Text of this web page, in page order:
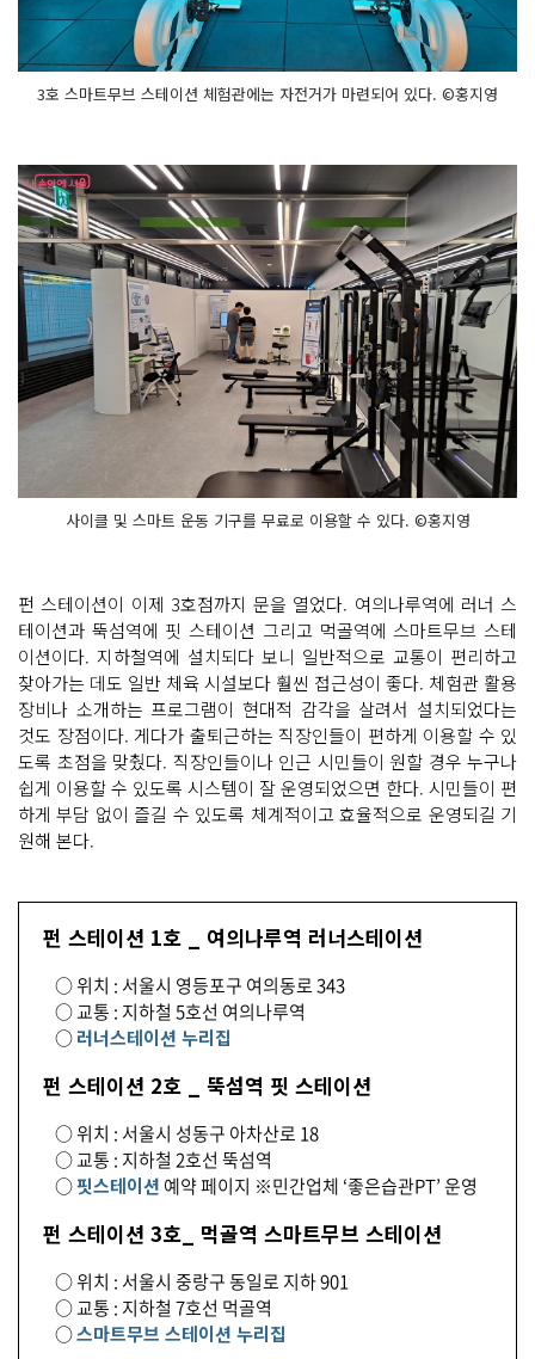
3호 스마트무브 스테이션 체험관에는 자전거가 마련되어 있다. ©홍지영
사이클 및 스마트 운동 기구를 무료로 이용할 수 있다. ©홍지영
펀 스테이션이 이제 3호점까지 문을 열었다. 여의나루역에 러너 스
테이션과 뚝섬역에 핏 스테이션 그리고 먹골역에 스마트무브 스테
이션이다. 지하철역에 설치되다 보니 일반적으로 교통이 편리하고
찾아가는 데도 일반 체육 시설보다 훨씬 접근성이 좋다. 체험관 활용
장비나 소개하는 프로그램이 현대적 감각을 살려서 설치되었다는
것도 장점이다. 게다가 출퇴근하는 직장인들이 편하게 이용할 수 있
도록 초점을 맞췄다. 직장인들이나 인근 시민들이 원할 경우 누구나
쉽게 이용할 수 있도록 시스템이 잘 운영되었으면 한다. 시민들이 편
하게 부담 없이 즐길 수 있도록 체계적이고 효율적으로 운영되길 기
원해 본다.
펀 스테이션 1호 _ 여의나루역 러너스테이션
○ 위치 : 서울시 영등포구 여의동로 343
○ 교통 : 지하철 5호선 여의나루역
○러너스테이션 누리집
펀 스테이션 2호 _ 뚝섬역 핏 스테이션
○ 위치 : 서울시 성동구 아차산로 18
○ 교통 : 지하철 2호선 뚝섬역
○핏스테이션 예약 페이지 ※민간업체 ‘좋은습관PT’ 운영
펀 스테이션 3호_ 먹골역 스마트무브 스테이션
○ 위치 : 서울시 중랑구 동일로 지하 901
○ 교통 : 지하철 7호선 먹골역
○스마트무브 스테이션 누리집